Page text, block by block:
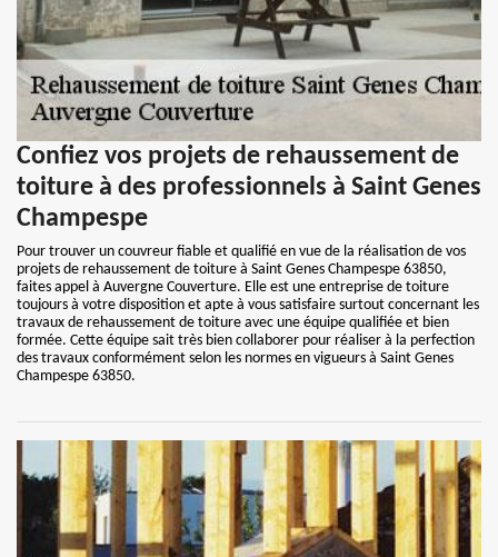
Confiez vos projets de rehaussement de
toiture à des professionnels à Saint Genes
Champespe
Pour trouver un couvreur fiable et qualifié en vue de la réalisation de vos
projets de rehaussement de toiture à Saint Genes Champespe 63850,
faites appel à Auvergne Couverture. Elle est une entreprise de toiture
toujours à votre disposition et apte à vous satisfaire surtout concernant les
travaux de rehaussement de toiture avec une équipe qualifiée et bien
formée. Cette équipe sait très bien collaborer pour réaliser à la perfection
des travaux conformément selon les normes en vigueurs à Saint Genes
Champespe 63850.